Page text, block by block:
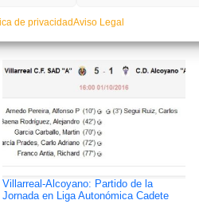
de privacidadAviso Legal
Villarreal-Alcoyano: Partido de la
Jornada en Liga Autonómica Cadete